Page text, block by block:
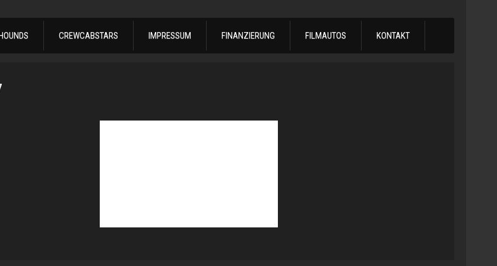
CREWCABSTARS IMPRESSUM FINANZIERUNG FILMAUTOS KONTAKT